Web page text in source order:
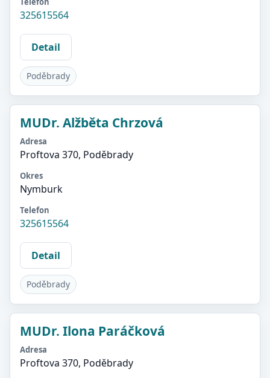
325615564
Detail
Poděbrady
MUDr. Alžběta Chrzová
Adresa
Proftova 370, Poděbrady
Okres
Nymburk
Telefon
325615564
Detail
Poděbrady
MUDr. Ilona Paráčková
Adresa
Proftova 370, Poděbrady